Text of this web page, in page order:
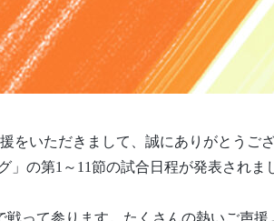
をいただきまして、誠にありがとうござ
」の第1～11節の試合日程が発表され